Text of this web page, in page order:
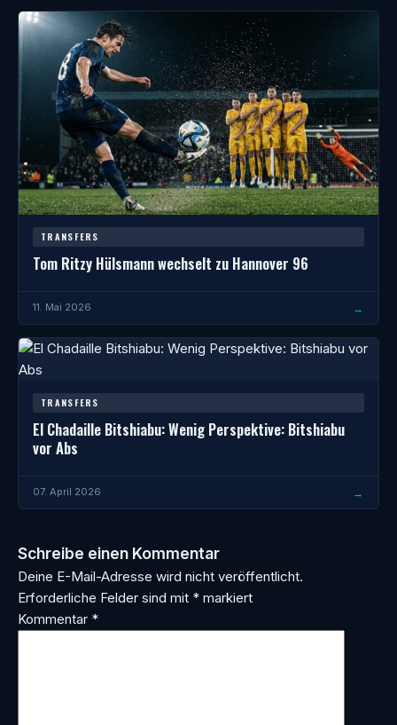
TRANSFERS
Tom Ritzy Hülsmann wechselt zu Hannover 96
11. Mai 2026 →
TRANSFERS
El Chadaille Bitshiabu: Wenig Perspektive: Bitshiabu
vor Abs
07. April 2026 →
Schreibe einen Kommentar
Deine E-Mail-Adresse wird nicht veröffentlicht.
Erforderliche Felder sind mit * markiert
Kommentar *